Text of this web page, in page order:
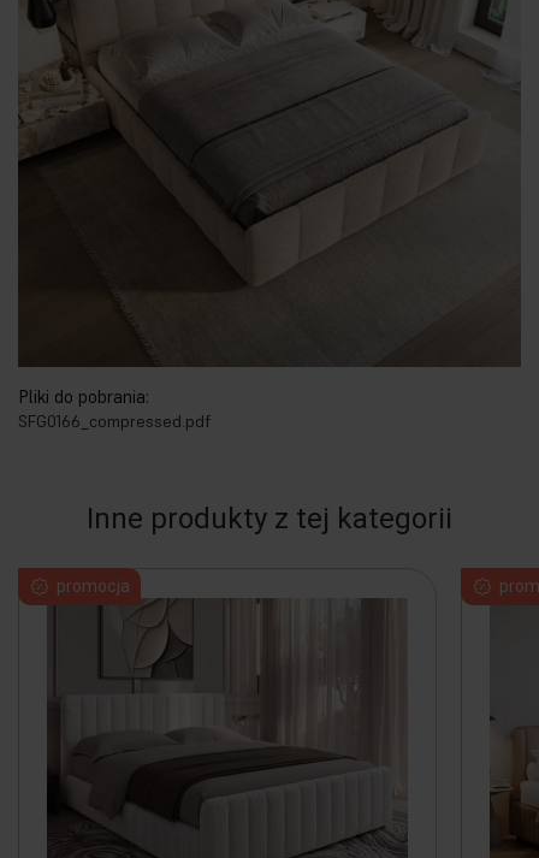
Pliki do pobrania:
SFG0166_compressed.pdf
Inne produkty z tej kategorii
promocja